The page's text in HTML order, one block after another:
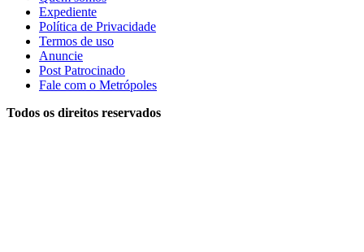
Expediente
Política de Privacidade
Termos de uso
Anuncie
Post Patrocinado
Fale com o Metrópoles
Todos os direitos reservados